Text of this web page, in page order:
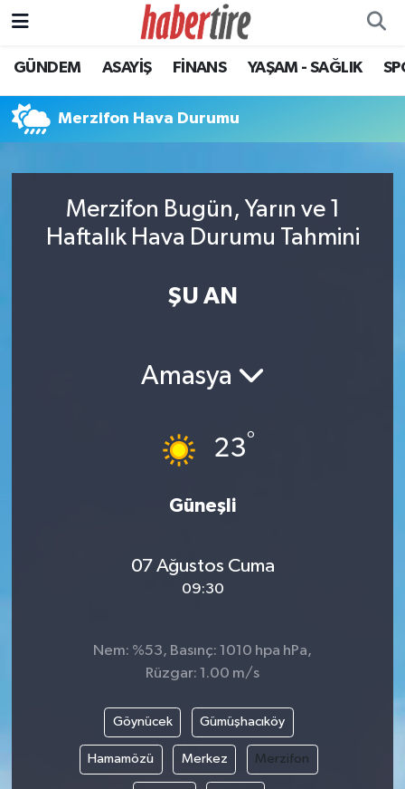
GÜNDEM ASAYİŞ FİNANS YAŞAM - SAĞLIK
Merzifon Hava Durumu
Merzifon Bugün, Yarın ve 1
Haftalık Hava Durumu Tahmini
ŞU AN
Amasya
23°
Güneşli
07 Ağustos Cuma
09:30
Nem: %53, Basınç: 1010 hpa hPa,
Rüzgar: 1.00 m/s
Göynücek Gümüşhacıköy
Hamamözü Merkez Merzifon
Tire Nöbetçi Eczaneler
Tire Hava Durumu
Süper Lig Puan Durumu ve Fikstür
Son Dakika Haberleri